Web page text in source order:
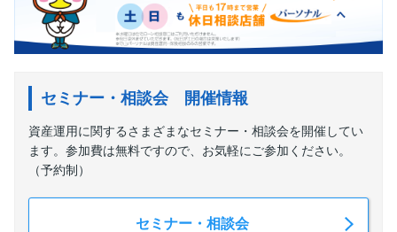
セミナー・相談会 開催情報
資産運用に関するさまざまなセミナー・相談会を開催してい
ます。参加費は無料ですので、お気軽にご参加ください。
（予約制）
セミナー・相談会